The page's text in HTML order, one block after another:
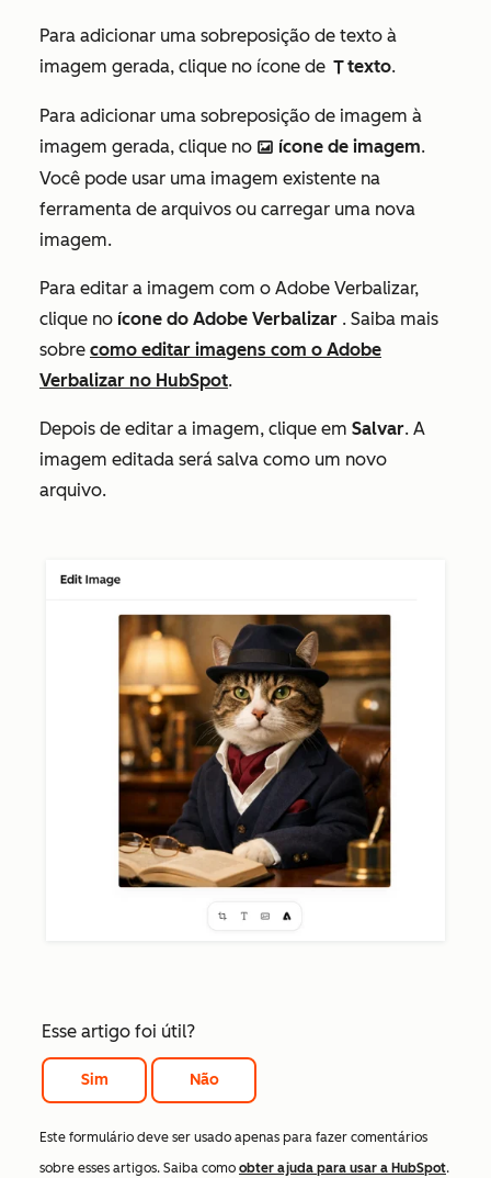
Para adicionar uma sobreposição de texto à
imagem gerada, clique no ícone de textIcontexto.
Para adicionar uma sobreposição de imagem à
imagem gerada, clique no insertImageIcon ícone de imagem.
Você pode usar uma imagem existente na
ferramenta de arquivos ou carregar uma nova
imagem.
Para editar a imagem com o Adobe Verbalizar,
clique no ícone do Adobe Verbalizar . Saiba mais
sobre como editar imagens com o Adobe
Verbalizar no HubSpot.
Depois de editar a imagem, clique em Salvar. A
imagem editada será salva como um novo
arquivo.
Esse artigo foi útil?
Sim Não
Este formulário deve ser usado apenas para fazer comentários
sobre esses artigos. Saiba como obter ajuda para usar a HubSpot.